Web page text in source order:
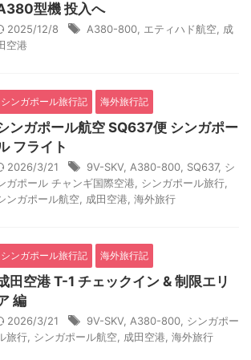
型機 投入へ
2025/12/8 A380-800 エティハド航空 成
空港
シンガポール旅行記 海外旅行記
ンガポール航空 SQ637便 シンガポー
フライト
2026/3/21 9V-SKV, A380-800 SQ637, シ
ガポール チャンギ国際空港
シンガポール旅行
ンガポール航空 成田空港 海外旅行
シンガポール旅行記 海外旅行記
田空港 T-1 チェックイン & 制限エリ
編
2026/3/21 9V-SKV, A380-800 シンガポー
旅行 シンガポール航空 成田空港 海外旅行